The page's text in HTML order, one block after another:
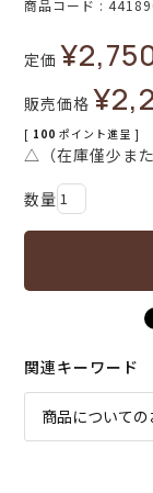
商品コード
定価 ¥
販売価格 ¥
[ 100 ポイント進呈 ]
△（在庫僅少ま
関連キーワード
商品について